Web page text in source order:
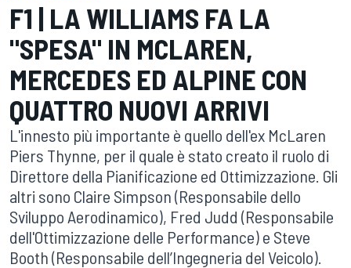
F1 | LA WILLIAMS FA LA
"SPESA" IN MCLAREN,
MERCEDES ED ALPINE CON
QUATTRO NUOVI ARRIVI
L'innesto più importante è quello dell'ex McLaren
Piers Thynne, per il quale è stato creato il ruolo di
Direttore della Pianificazione ed Ottimizzazione. Gli
altri sono Claire Simpson (Responsabile dello
Sviluppo Aerodinamico), Fred Judd (Responsabile
dell'Ottimizzazione delle Performance) e Steve
Booth (Responsabile dell’Ingegneria del Veicolo).